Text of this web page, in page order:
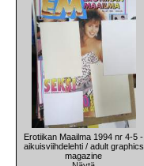
Erotiikan Maailma 1994 nr 4-5 -
aikuisviihdelehti / adult graphics
magazine